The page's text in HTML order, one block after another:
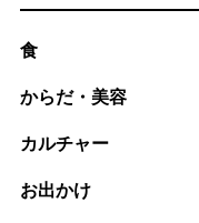
食
からだ・美容
カルチャー
お出かけ